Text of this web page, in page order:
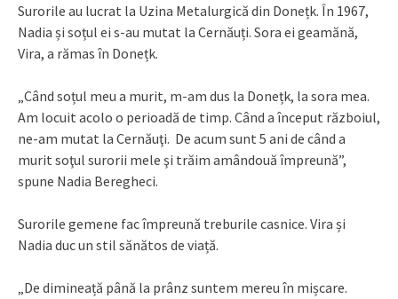
Surorile au lucrat la Uzina Metalurgică din Donețk. În 1967,
Nadia și soțul ei s-au mutat la Cernăuți. Sora ei geamănă,
Vira, a rămas în Donețk.
„Când soțul meu a murit, m-am dus la Donețk, la sora mea.
Am locuit acolo o perioadă de timp. Când a început războiul,
ne-am mutat la Cernăuţi. De acum sunt 5 ani de când a
murit soţul surorii mele şi trăim amândouă împreună”,
spune Nadia Beregheci.
Surorile gemene fac împreună treburile casnice. Vira și
Nadia duc un stil sănătos de viață.
„De dimineață până la prânz suntem mereu în mișcare.